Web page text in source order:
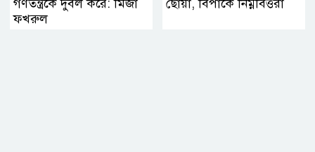
গণতন্ত্রকে দুর্বল করে: মির্জা
ফখরুল
ছোঁয়া, বিপাকে নিম্নবিত্তরা